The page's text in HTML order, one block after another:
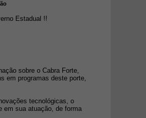
Estadual !!
sobre o Cabra Forte,
em programas deste porte,
tecnológicas, o
em sua atuação, de forma